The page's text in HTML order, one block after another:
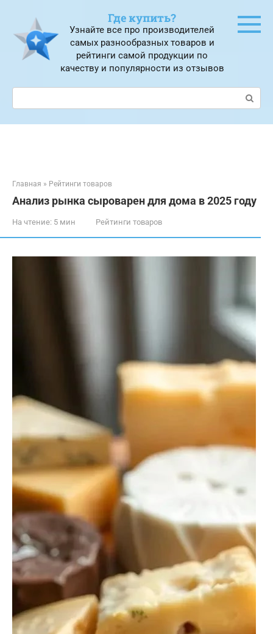
контенту
Где купить?
Узнайте все про производителей
самых разнообразных товаров и
рейтинги самой продукции по
качеству и популярности из отзывов
Поиск:
Главная » Рейтинги товаров
Анализ рынка сыроварен для дома в 2025 году
На чтение: 5 мин Рейтинги товаров